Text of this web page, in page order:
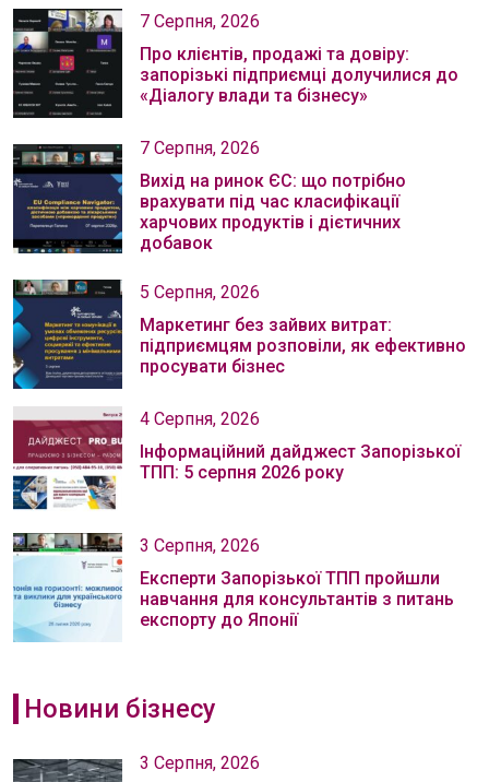
7 Серпня, 2026
Про клієнтів, продажі та довіру:
запорізькі підприємці долучилися до
«Діалогу влади та бізнесу»
7 Серпня, 2026
Вихід на ринок ЄС: що потрібно
врахувати під час класифікації
харчових продуктів і дієтичних
добавок
5 Серпня, 2026
Маркетинг без зайвих витрат:
підприємцям розповіли, як ефективно
просувати бізнес
4 Серпня, 2026
Інформаційний дайджест Запорізької
ТПП: 5 серпня 2026 року
3 Серпня, 2026
Експерти Запорізької ТПП пройшли
навчання для консультантів з питань
експорту до Японії
Новини бізнесу
3 Серпня, 2026